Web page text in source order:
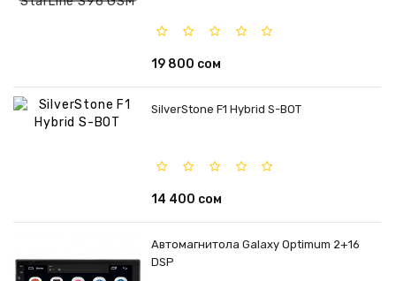
19 800 сом
SilverStone F1 Hybrid S-BOT
14 400 сом
Автомагнитола Galaxy Optimum 2+16
DSP